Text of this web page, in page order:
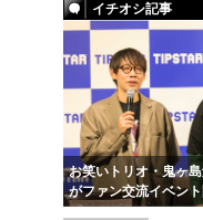
イチオシ記事
お笑いトリオ・鬼ヶ
がファン交流イベン